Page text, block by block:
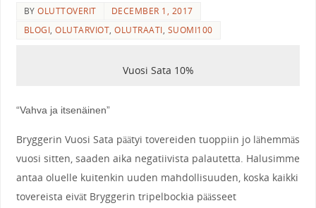
BYOLUTTOVERIT
DECEMBER 1, 2017
BLOGI,OLUTARVIOT,OLUTRAATI, SUOMI100
Vuosi Sata 10%
“Vahva ja itsenäinen”
Bryggerin Vuosi Sata päätyi tovereiden tuoppiin jo lähemmäs
vuosi sitten, saaden aika negatiivista palautetta. Halusimme
antaa oluelle kuitenkin uuden mahdollisuuden, koska kaikki
tovereista eivät Bryggerin tripelbockia päässeet